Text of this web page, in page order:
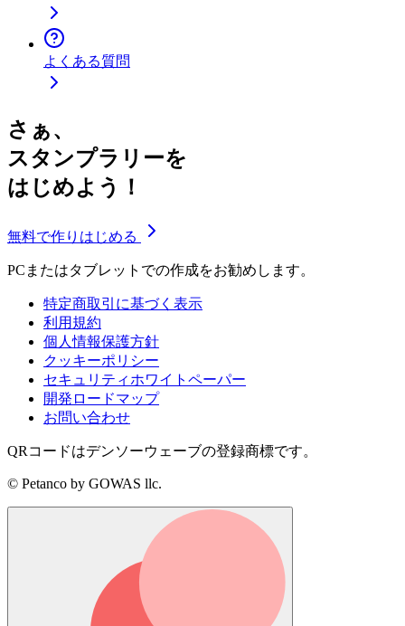
よくある質問
さぁ、
スタンプラリーを
はじめよう！
無料で作りはじめる
PCまたはタブレットでの作成をお勧めします。
特定商取引に基づく表示
利用規約
個人情報保護方針
クッキーポリシー
セキュリティホワイトペーパー
開発ロードマップ
お問い合わせ
QRコードはデンソーウェーブの登録商標です。
© Petanco by GOWAS llc.